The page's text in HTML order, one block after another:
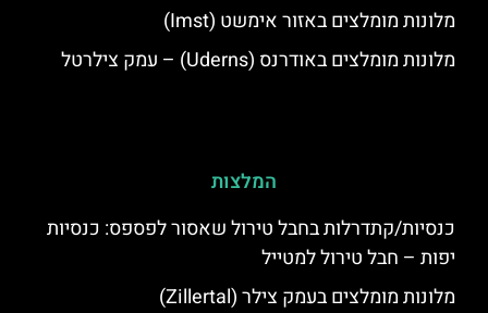
מלונות מומלצים באזור אימשט (Imst)
מלונות מומלצים באודרנס (Uderns) – עמק צילרטל
המלצות
כנסיות/קתדרלות בחבל טירול שאסור לפספס: כנסיות
יפות – חבל טירול למטייל
מלונות מומלצים בעמק צילר (Zillertal)